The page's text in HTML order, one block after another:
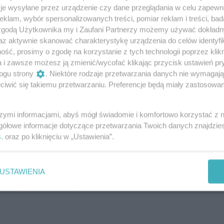
i młodych dorosłych, którzy chcą świadomie
szybkiego rozwoju technologii i sztucznej
dowiedzą się jak rozwijać swoje umiejętności i
na rynku pracy. Zapisać można się już teraz!
granic – jak odmówić bez poczucia
18:00 zapraszamy na kolejny Inspirujący
Nauk Stosowanych w Radomiu. Gościem
Czerwiec, która poprowadzi webinar: „Sztuka
odmówić bez poczucia winy”
języka polskiego i uczniów
Praca z tekstami i interpretacja
wysyłane przez urządzenie czy dane przeglądania w celu
wybór spersonalizowanych treści, pomiar reklam i treści,
Użytkownika my i Zaufani Partnerzy możemy używać
aktywnie skanować charakterystykę urządzenia do celów
prosimy o zgodę na korzystanie z tych technologii poprzez
i zawsze możesz ją zmienić/wycofać klikając przycisk ustawień
strony
. Niektóre rodzaje przetwarzania danych nie
się takiemu przetwarzaniu. Preferencje będą miały
informacjami, abyś mógł świadomie i komfortowo korzystać z
informacje dotyczące przetwarzania Twoich danych
. oraz po kliknięciu w „Ustawienia”.
USTAWIENIA